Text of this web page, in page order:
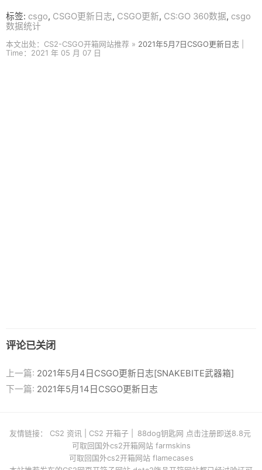
标签: csgo, CSGO更新日志, CSGO更新, CS:GO 360数据, csgo
数据统计
本文出处：CS2-CSGO开箱网站推荐 » 2021年5月7日CSGO更新日志
Time：2021 年 05 月 07 日
评论已关闭
上一篇: 2021年5月4日CSGO更新日志[SNAKEBITE武器箱]
下一篇: 2021年5月14日CSGO更新日志
友情链接： CS2 资讯 CS2 开箱子
88dog钥匙网 点击注册即送8.8元
可取回国外cs2开箱网站 farmskins
可取回国外cs2开箱网站 flamecases